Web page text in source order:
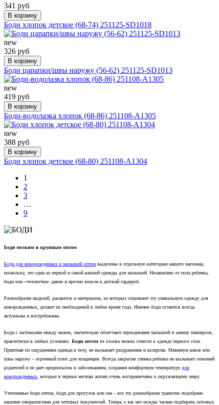
341 руб
В корзину
Боди хлопок детское (68-74) 251125-SD1018
new
326 руб
В корзину
Боди царапки/швы наружу (56-62) 251125-SD1013
new
419 руб
В корзину
Боди-водолазка хлопок (68-86) 251108-A1305
new
388 руб
В корзину
Боди хлопок детское (68-80) 251108-A1304
1
2
3
…
9
Боди мелким и крупным оптом
Боди для новорожденных и малышей оптом выделены в отдельную категорию нашего магазина,
поскольку, это одна из первой и самой важной одежды для малышей. Независимо от пола ребенка,
боди или «человечки» давно и прочно вошли в детский гардероб.
Разнообразие моделей, расцветок и материалов, из которых отшивают эту уникальную одежду для
новорожденных, делают их необходимой в любое время года. Именно боди остаются всегда
актуальны и востребованы.
Боди с застежками между ножек, значительно облегчают переодевание малышей и замену памперсов,
практически в любых условиях. Боди оптом из хлопка можно отнести к одежде первого слоя.
Приятная по ощущениям одежда к телу, не вызывает раздражения и аллергии. Минимум швов или
швы наружу – огромный плюс для младенцев. Всегда закрытая спинка ребенка не вызывает опасений
родителей и не дает предпосылок к заболеваниям, сохраняя комфортную температуру для
новорожденных , которые в первые месяцы жизни очень восприимчивы к окружающему миру.
Утепленные боди оптом, боди для прогулок или сна – все это разнообразие грамотно подобрано
нашими специалистами для оптовых покупателей. Теперь у вас нет нужды часами подбирать оптовых